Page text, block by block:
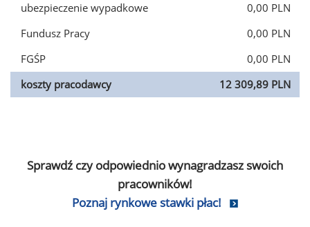
ubezpieczenie wypadkowe
0,00 PLN
Fundusz Pracy
0,00 PLN
FGŚP
0,00 PLN
koszty pracodawcy
12 309,89 PLN
Sprawdź czy odpowiednio wynagradzasz swoich
pracowników!
Poznaj rynkowe stawki płac!